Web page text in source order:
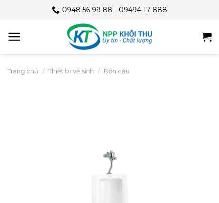
content
0948 56 99 88 - 09494 17 888
Trang chủ / Thiết bị vệ sinh / Bồn cầu